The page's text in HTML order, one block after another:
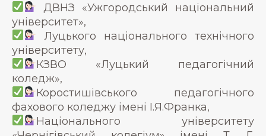
ДВНЗ «Ужгородський національний
університет»,
Луцького національного технічного
університету,
КЗВО «Луцький педагогічний
коледж»,
Коростишівського педагогічного
фахового коледжу імені І.Я.Франка,
Національного університету